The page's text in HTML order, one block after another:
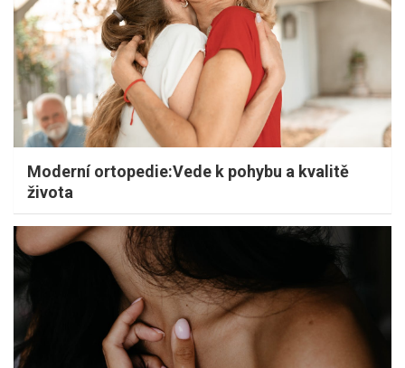
Moderní ortopedie:Vede k pohybu a kvalitě
života